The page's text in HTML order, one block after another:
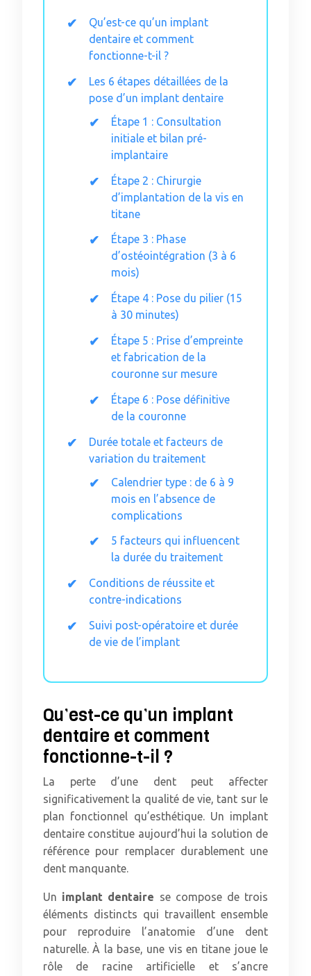
Qu’est-ce qu’un implant
dentaire et comment
fonctionne-t-il ?
Les 6 étapes détaillées de la
pose d’un implant dentaire
Étape 1 : Consultation
initiale et bilan pré-
implantaire
Étape 2 : Chirurgie
d’implantation de la vis en
titane
Étape 3 : Phase
d’ostéointégration (3 à 6
mois)
Étape 4 : Pose du pilier (15
à 30 minutes)
Étape 5 : Prise d’empreinte
et fabrication de la
couronne sur mesure
Étape 6 : Pose définitive
de la couronne
Durée totale et facteurs de
variation du traitement
Calendrier type : de 6 à 9
mois en l’absence de
complications
5 facteurs qui influencent
la durée du traitement
Conditions de réussite et
contre-indications
Suivi post-opératoire et durée
de vie de l’implant
Qu’est-ce qu’un implant
dentaire et comment
fonctionne-t-il ?
La perte d’une dent peut affecter
significativement la qualité de vie, tant sur le
plan fonctionnel qu’esthétique. Un implant
dentaire constitue aujourd’hui la solution de
référence pour remplacer durablement une
dent manquante.
Un implant dentaire se compose de trois
éléments distincts qui travaillent ensemble
pour reproduire l’anatomie d’une dent
naturelle. À la base, une vis en titane joue le
rôle de racine artificielle et s’ancre